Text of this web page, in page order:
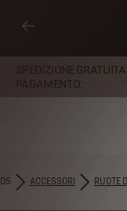
SPEDIZIONE
PAGAMENTO.
DS ACCESSORI RUOTE